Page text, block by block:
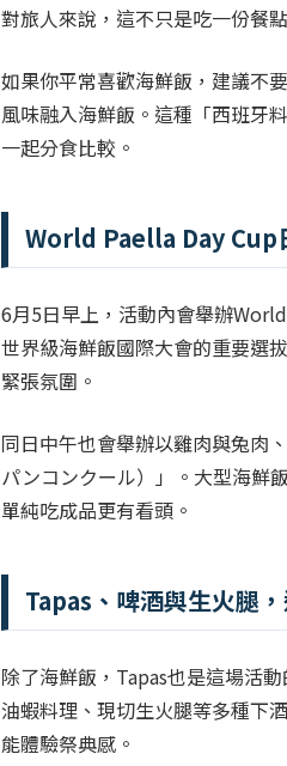
對旅人來說，這不只是吃一份餐
如果你平常喜歡海鮮飯，建議不
風味融入海鮮飯。這種「西班牙
一起分食比較。
World Paella Day Cup
6月5日早上，活動內會舉辦
世界級海鮮飯國際大會的重要選
緊張氛圍。
同日中午也會舉辦以雞肉與兔肉
パンコンクール）」。大型海鮮
單純吃成品更有看頭。
Tapas、啤酒與生火腿
除了海鮮飯，Tapas也是這場活
油蝦料理、現切生火腿等多種下
能體驗祭典感。